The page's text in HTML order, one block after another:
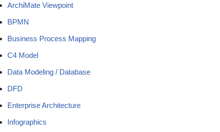
ArchiMate Viewpoint
BPMN
Business Process Mapping
C4 Model
Data Modeling / Database
DFD
Enterprise Architecture
Infographics